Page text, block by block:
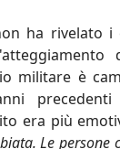
ha rivelato i
militare è
era più
Le persone